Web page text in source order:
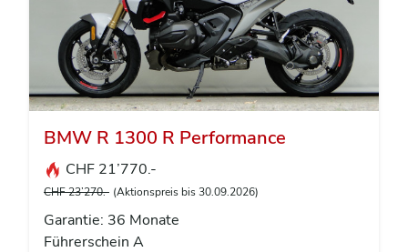
BMW R 1300 R Performance
CHF 21’770.-
CHF 23’270.- (Aktionspreis bis 30.09.2026)
Garantie: 36 Monate
Führerschein A